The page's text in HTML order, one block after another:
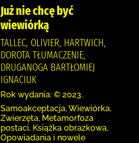
Już nie chcę być
wiewiórką
TALLEC, OLIVIER, HARTWICH,
DOROTA TŁUMACZENIE,
DRUGANOGA BARTŁOMIEJ
IGNACIUK
Rok wydania: © 2023.
Samoakceptacja, Wiewiórka,
Zwierzęta, Metamorfoza
postaci, Książka obrazkowa,
Opowiadania i nowele